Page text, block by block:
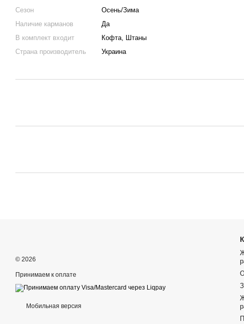
Сезон
Осень/Зима
Наличие карманов
Да
В комплект входит
Кофта, Штаны
Страна производитель
Украина
© 2026
Принимаем к оплате
Мобильная версия